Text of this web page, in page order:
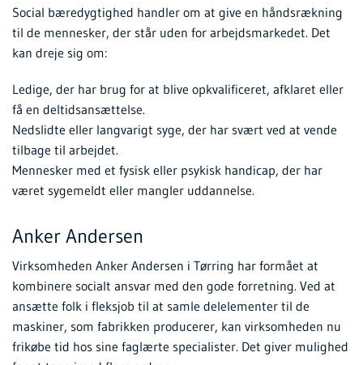
Social bæredygtighed handler om at give en håndsrækning
til de mennesker, der står uden for arbejdsmarkedet. Det
kan dreje sig om:
Ledige, der har brug for at blive opkvalificeret, afklaret eller
få en deltidsansættelse.
Nedslidte eller langvarigt syge, der har svært ved at vende
tilbage til arbejdet.
Mennesker med et fysisk eller psykisk handicap, der har
været sygemeldt eller mangler uddannelse.
Anker Andersen
Virksomheden Anker Andersen i Tørring har formået at
kombinere socialt ansvar med den gode forretning. Ved at
ansætte folk i fleksjob til at samle delelementer til de
maskiner, som fabrikken producerer, kan virksomheden nu
frikøbe tid hos sine faglærte specialister. Det giver mulighed